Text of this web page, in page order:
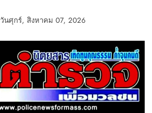
วันศุกร์, สิงหาคม 07, 2026